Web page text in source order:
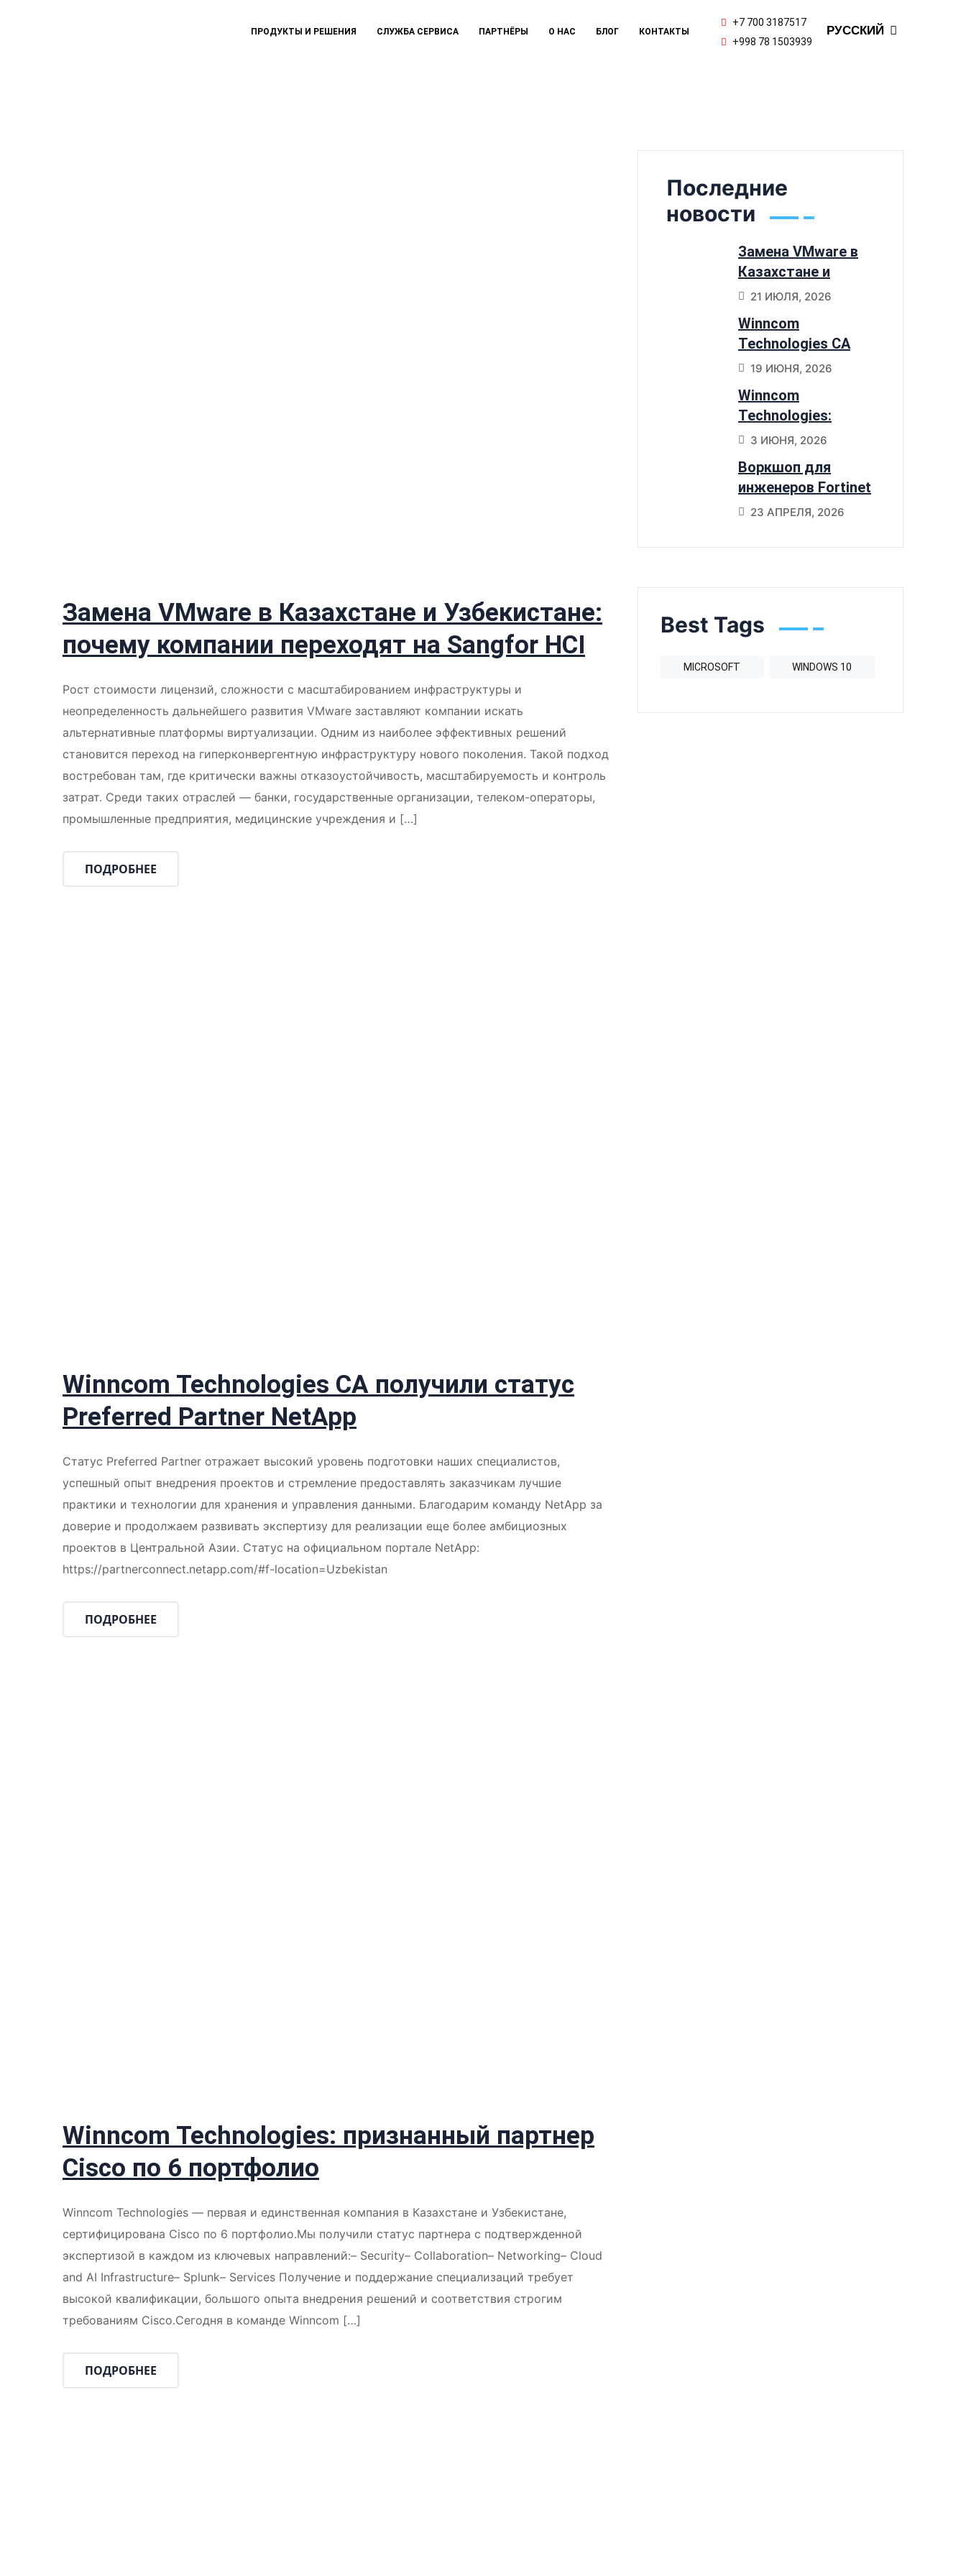
ПРОДУКТЫ И РЕШЕНИЯ СЛУЖБА СЕРВИСА ПАРТНЁРЫ О НАС БЛОГ КОНТАКТЫ
+7 700 3187517
+998 78 1503939
РУССКИЙ
ҚАЗАҚ ТІЛІ
Замена VMware в Казахстане и Узбекистане:
почему компании переходят на Sangfor HCI
Рост стоимости лицензий, сложности с масштабированием инфраструктуры и
неопределенность дальнейшего развития VMware заставляют компании искать
альтернативные платформы виртуализации. Одним из наиболее эффективных решений
становится переход на гиперконвергентную инфраструктуру нового поколения. Такой подход
востребован там, где критически важны отказоустойчивость, масштабируемость и контроль
затрат. Среди таких отраслей — банки, государственные организации, телеком-операторы,
промышленные предприятия, медицинские учреждения и […]
ПОДРОБНЕЕ
Winncom Technologies CA получили статус
Preferred Partner NetApp
Статус Preferred Partner отражает высокий уровень подготовки наших специалистов,
успешный опыт внедрения проектов и стремление предоставлять заказчикам лучшие
практики и технологии для хранения и управления данными. Благодарим команду NetApp за
доверие и продолжаем развивать экспертизу для реализации еще более амбициозных
проектов в Центральной Азии. Статус на официальном портале NetApp:
https://partnerconnect.netapp.com/#f-location=Uzbekistan
ПОДРОБНЕЕ
Winncom Technologies: признанный партнер
Cisco по 6 портфолио
Winncom Technologies — первая и единственная компания в Казахстане и Узбекистане,
сертифицирована Cisco по 6 портфолио.Мы получили статус партнера с подтвержденной
экспертизой в каждом из ключевых направлений:– Security– Collaboration– Networking– Cloud
and AI Infrastructure– Splunk– Services Получение и поддержание специализаций требует
высокой квалификации, большого опыта внедрения решений и соответствия строгим
требованиям Cisco.Сегодня в команде Winncom […]
ПОДРОБНЕЕ
Последние
новости
Замена VMware в
Казахстане и
Узбекистане:
переходят на
Sangfor HCI
21 ИЮЛЯ, 2026
Winncom
Technologies CA
получили статус
NetApp
19 ИЮНЯ, 2026
Winncom
Technologies:
признанный
портфолио
3 ИЮНЯ, 2026
Воркшоп для
инженеров Fortinet
SD-Branch в Астане
23 АПРЕЛЯ, 2026
Best Tags
MICROSOFT WINDOWS 10